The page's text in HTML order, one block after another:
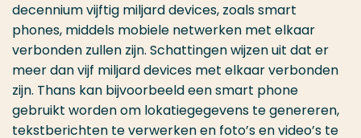
decennium vijftig miljard devices, zoals smart
phones, middels mobiele netwerken met elkaar
verbonden zullen zijn. Schattingen wijzen uit dat er
meer dan vijf miljard devices met elkaar verbonden
zijn. Thans kan bijvoorbeeld een smart phone
gebruikt worden om lokatiegegevens te genereren,
tekstberichten te verwerken en foto’s en video’s te